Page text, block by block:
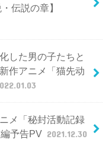
伝説の章】
した男の子たちと
作アニメ「猫先动
メ「秘封活動記録
予告PV 2021.12.30